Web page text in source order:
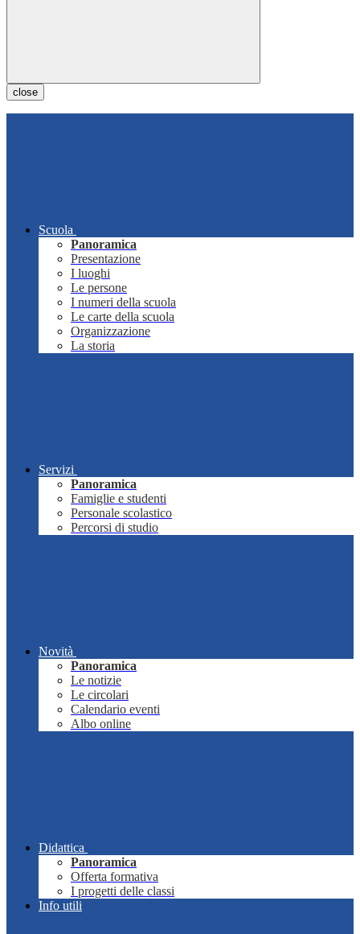
close
Scuola
Panoramica
Presentazione
I luoghi
Le persone
I numeri della scuola
Le carte della scuola
Organizzazione
La storia
Servizi
Panoramica
Famiglie e studenti
Personale scolastico
Percorsi di studio
Novità
Panoramica
Le notizie
Le circolari
Calendario eventi
Albo online
Didattica
Panoramica
Offerta formativa
I progetti delle classi
Info utili